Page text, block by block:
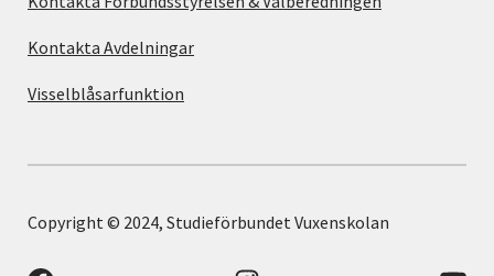
Kontakta Avdelningar
Visselblåsarfunktion
Copyright © 2024, Studieförbundet Vuxenskolan